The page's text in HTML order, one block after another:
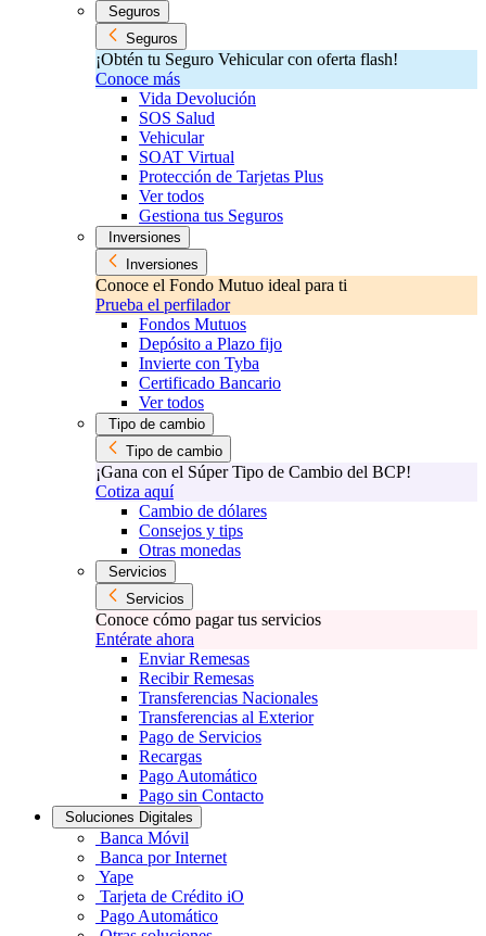
Seguros
Seguros
¡Obtén tu Seguro Vehicular con oferta flash!
Conoce más
Vida Devolución
SOS Salud
Vehicular
SOAT Virtual
Protección de Tarjetas Plus
Ver todos
Gestiona tus Seguros
Inversiones
Inversiones
Conoce el Fondo Mutuo ideal para ti
Prueba el perfilador
Fondos Mutuos
Depósito a Plazo fijo
Invierte con Tyba
Certificado Bancario
Ver todos
Tipo de cambio
Tipo de cambio
¡Gana con el Súper Tipo de Cambio del BCP!
Cotiza aquí
Cambio de dólares
Consejos y tips
Otras monedas
Servicios
Servicios
Conoce cómo pagar tus servicios
Entérate ahora
Enviar Remesas
Recibir Remesas
Transferencias Nacionales
Transferencias al Exterior
Pago de Servicios
Recargas
Pago Automático
Pago sin Contacto
Soluciones Digitales
Banca Móvil
Banca por Internet
Yape
Tarjeta de Crédito iO
Pago Automático